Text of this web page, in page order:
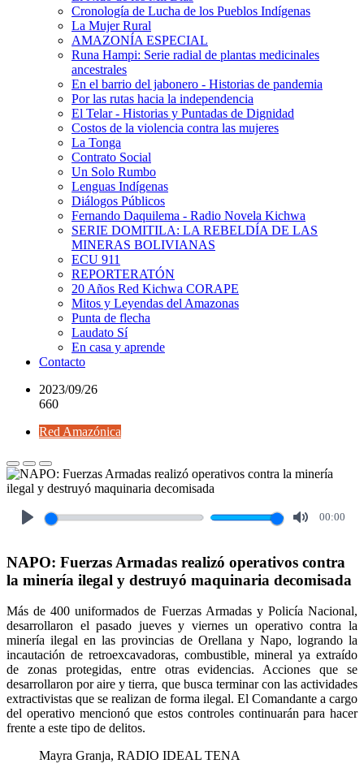
Cronología de Lucha de los Pueblos Indígenas
La Mujer Rural
AMAZONÍA ESPECIAL
Runa Hampi: Serie radial de plantas medicinales
ancestrales
En el barrio del jabonero - Historias de pandemia
Por las rutas hacia la independencia
El Telar - Historias y Puntadas de Dignidad
Costos de la violencia contra las mujeres
La Tonga
Contrato Social
Un Solo Rumbo
Lenguas Indígenas
Diálogos Públicos
Fernando Daquilema - Radio Novela Kichwa
SERIE DOMITILA: LA REBELDÍA DE LAS
MINERAS BOLIVIANAS
ECU 911
REPORTERATÓN
20 Años Red Kichwa CORAPE
Mitos y Leyendas del Amazonas
Punta de flecha
Laudato Sí
En casa y aprende
Contacto
2023/09/26
660
Red Amazónica
00:00
NAPO: Fuerzas Armadas realizó operativos contra
la minería ilegal y destruyó maquinaria decomisada
Más de 400 uniformados de Fuerzas Armadas y Policía Nacional,
desarrollaron el pasado jueves y viernes un operativo contra la
minería ilegal en las provincias de Orellana y Napo, logrando la
incautación de retroexcavadoras, combustible, mineral ya extraído
de zonas protegidas, entre otras evidencias. Acciones que se
desarrollaron por aire y tierra, que busca terminar con las actividades
extractivistas que se realizan de forma ilegal. El Comandante a cargo
del operativo mencionó que estos controles continuarán para hacer
frente a este tipo de delitos.
Mayra Granja, RADIO IDEAL TENA